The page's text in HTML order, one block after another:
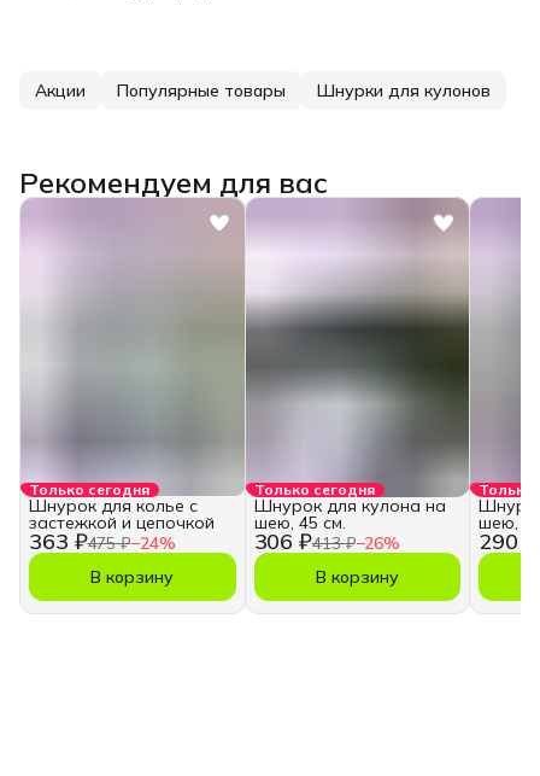
Акции Популярные товары Шнурки для кулонов
Рекомендуем для вас
Только сегодня
363 ₽475 ₽−24%
Шнурок для колье с
застежкой и цепочкой
В корзину
Только сегодня
306 ₽413 ₽−26%
Шнурок для кулона на
шею, 45 см.
В корзину
Только
290 ₽
шею,